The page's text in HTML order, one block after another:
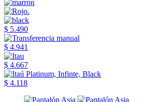
$ 5.490
$ 4.941
$ 4.667
$ 4.118